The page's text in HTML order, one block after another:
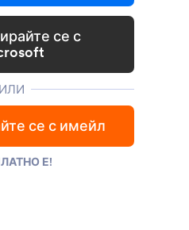
се с
ИЛИ
се с имейл
Е!